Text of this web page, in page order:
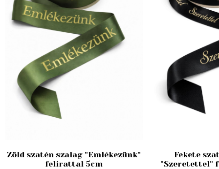
Zöld szatén szalag "Emlékezünk"
felirattal 5cm
Fekete
"Szeretettel"